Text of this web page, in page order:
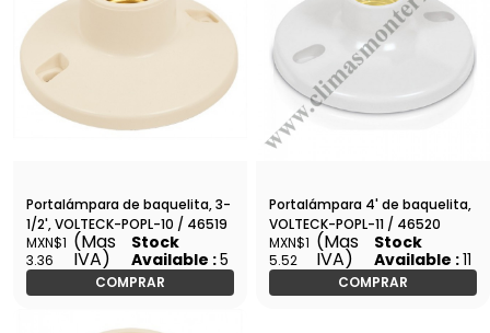
Portalámpara de baquelita, 3-
1/2', VOLTECK-POPL-10 / 46519
MXN$1
3.36
(Mas
IVA)
Stock
Available :5
COMPRAR
Portalámpara 4' de baquelita,
VOLTECK-POPL-11 / 46520
MXN$1
5.52
(Mas
IVA)
Stock
Available :11
COMPRAR